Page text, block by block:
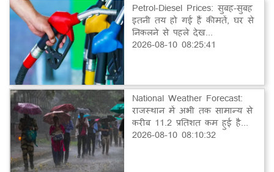
Petrol-Diesel Prices: सुबह-सुबह
इतनी तय हो गई हैं कीमतें, घर से
निकलने से पहले देख...
2026-08-10 08:25:41
National Weather Forecast:
राजस्थान में अभी तक सामान्य से
करीब 11.2 प्रतिशत कम हुई है...
2026-08-10 08:10:32